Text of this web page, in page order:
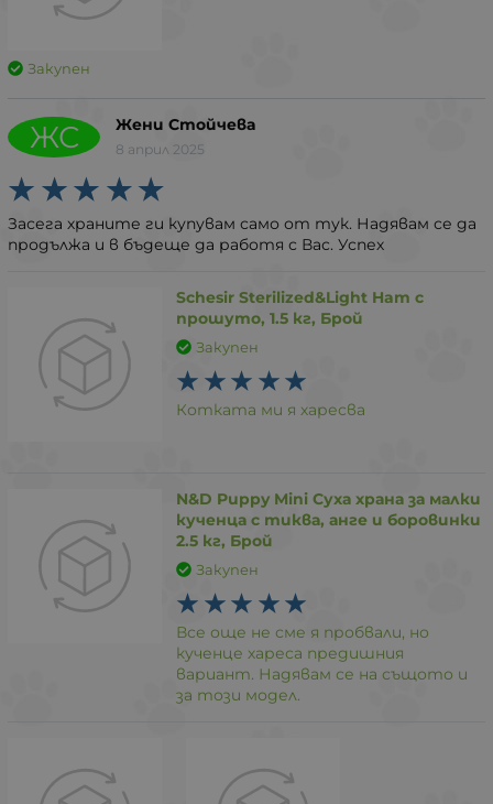
Закупен
ЖС Жени Стойчева
8 април 2025
Засега храните ги купувам само от тук. Надявам се да
продължа и в бъдеще да работя с Вас. Успех
Schesir Sterilized&Light Ham с
прошуто, 1.5 кг, Брой
Закупен
Котката ми я харесва
N&D Puppy Mini Суха храна за малки
кученца с тиква, анге и боровинки
2.5 кг, Брой
Закупен
Все още не сме я пробвали, но
кученце хареса предишния
вариант. Надявам се на същото и
за този модел.